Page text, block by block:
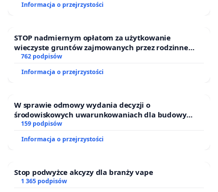
Informacja o przejrzystości
STOP nadmiernym opłatom za użytkowanie
wieczyste gruntów zajmowanych przez rodzinne
ogrody działkowe.
762 podpisów
Informacja o przejrzystości
W sprawie odmowy wydania decyzji o
środowiskowych uwarunkowaniach dla budowy
zakładu wytwarzania biometanu „Krynki” w
Ostrowiu Południowym oraz ochrony mieszkańców i
Puszczy Knyszyńskiej
159 podpisów
Informacja o przejrzystości
Stop podwyżce akcyzy dla branży vape
1 365 podpisów